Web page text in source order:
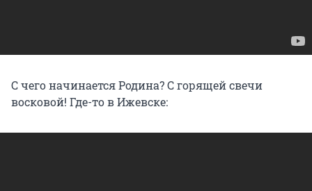
С чего начинается Родина? С горящей свечи
восковой! Где-то в Ижевске: